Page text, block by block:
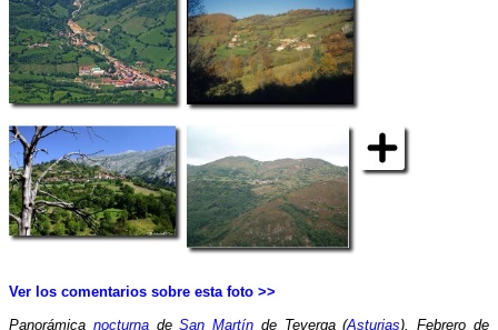
Ver los comentarios sobre esta foto >>
Panorámica nocturnadeSan Martín de Teverga (Asturias). Febrero de